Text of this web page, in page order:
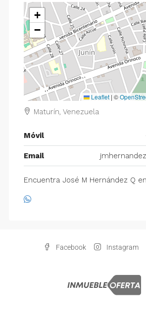
+
−
Leaflet | ©
Maturín, Venezuela
Móvil
Email
Encuentra José M Hernández Q
Facebook Instagram